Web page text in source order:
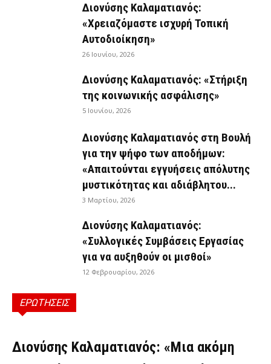
Διονύσης Καλαματιανός:
«Χρειαζόμαστε ισχυρή Τοπική
Αυτοδιοίκηση»
26 Ιουνίου, 2026
Διονύσης Καλαματιανός: «Στήριξη
της κοινωνικής ασφάλισης»
5 Ιουνίου, 2026
Διονύσης Καλαματιανός στη Βουλή
για την ψήφο των αποδήμων:
«Απαιτούνται εγγυήσεις απόλυτης
μυστικότητας και αδιάβλητου...
3 Μαρτίου, 2026
Διονύσης Καλαματιανός:
«Συλλογικές Συμβάσεις Εργασίας
για να αυξηθούν οι μισθοί»
12 Φεβρουαρίου, 2026
ΕΡΩΤΗΣΕΙΣ
ΕΡΩΤΉΣΕΙΣ
Διονύσης Καλαματιανός: «Μια ακόμη